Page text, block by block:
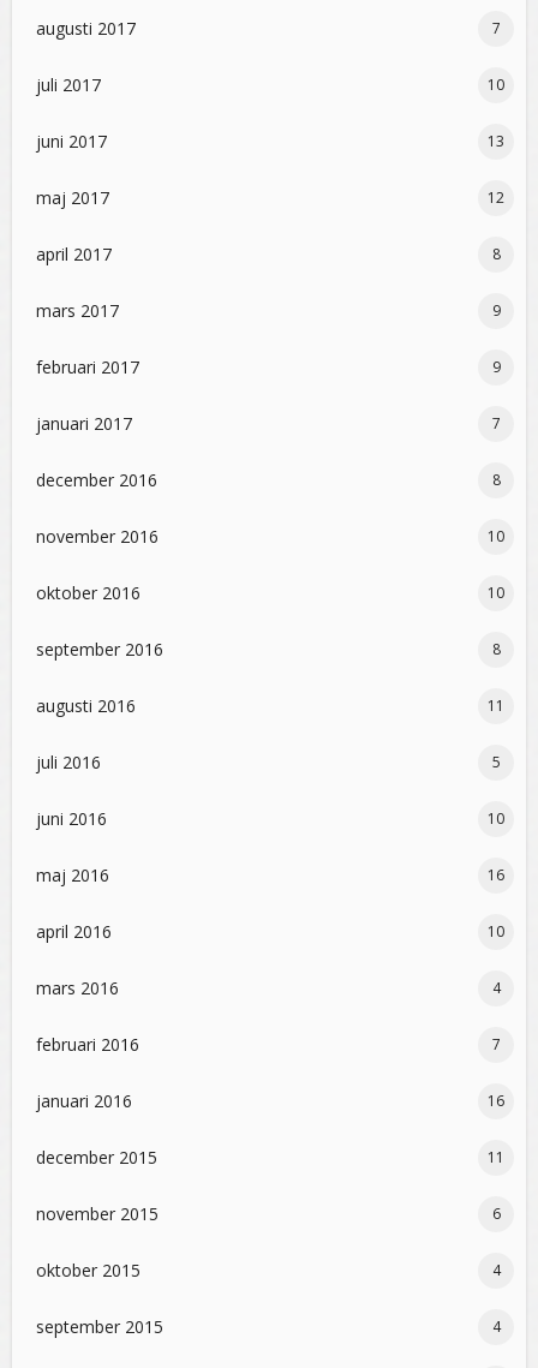
augusti 2017 7
juli 2017 10
juni 2017 13
maj 2017 12
april 2017 8
mars 2017 9
februari 2017 9
januari 2017 7
december 2016 8
november 2016 10
oktober 2016 10
september 2016 8
augusti 2016 11
juli 2016 5
juni 2016 10
maj 2016 16
april 2016 10
mars 2016 4
februari 2016 7
januari 2016 16
december 2015 11
november 2015 6
oktober 2015 4
september 2015 4